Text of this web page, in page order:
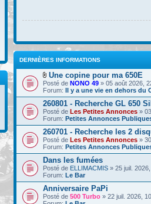
DERNIÈRES INFORMATIONS
Une copine pour ma 650E
Posté de NONO 49 » 05 août 2026,
Forum: Il y a une vie en dehors du
260801 - Recherche GL 650
Posté de Les Petites Annonces »
Forum: Petites Annonces
260701 - Recherche les 2
Posté de Les Petites Annonces »
Forum: Petites Annonces
Dans les fumées
Posté de ELLIMACMIS » 25 juil.
Forum: Le Bar
Anniversaire PaPi
Posté de 500 Turbo » 22 juil. 2026,